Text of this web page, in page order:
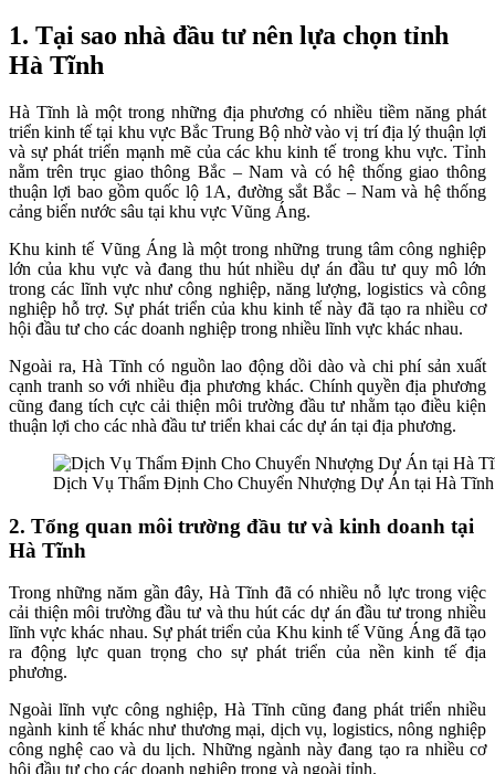
1. Tại sao nhà đầu tư nên lựa chọn tỉnh
Hà Tĩnh
Hà Tĩnh là một trong những địa phương có nhiều tiềm năng phát
triển kinh tế tại khu vực Bắc Trung Bộ nhờ vào vị trí địa lý thuận lợi
và sự phát triển mạnh mẽ của các khu kinh tế trong khu vực. Tỉnh
nằm trên trục giao thông Bắc – Nam và có hệ thống giao thông
thuận lợi bao gồm quốc lộ 1A, đường sắt Bắc – Nam và hệ thống
cảng biển nước sâu tại khu vực Vũng Áng.
Khu kinh tế Vũng Áng là một trong những trung tâm công nghiệp
lớn của khu vực và đang thu hút nhiều dự án đầu tư quy mô lớn
trong các lĩnh vực như công nghiệp, năng lượng, logistics và công
nghiệp hỗ trợ. Sự phát triển của khu kinh tế này đã tạo ra nhiều cơ
hội đầu tư cho các doanh nghiệp trong nhiều lĩnh vực khác nhau.
Ngoài ra, Hà Tĩnh có nguồn lao động dồi dào và chi phí sản xuất
cạnh tranh so với nhiều địa phương khác. Chính quyền địa phương
cũng đang tích cực cải thiện môi trường đầu tư nhằm tạo điều kiện
thuận lợi cho các nhà đầu tư triển khai các dự án tại địa phương.
Dịch Vụ Thẩm Định Cho Chuyển Nhượng Dự Án tại Hà Tĩnh
2. Tổng quan môi trường đầu tư và kinh doanh tại
Hà Tĩnh
Trong những năm gần đây, Hà Tĩnh đã có nhiều nỗ lực trong việc
cải thiện môi trường đầu tư và thu hút các dự án đầu tư trong nhiều
lĩnh vực khác nhau. Sự phát triển của Khu kinh tế Vũng Áng đã tạo
ra động lực quan trọng cho sự phát triển của nền kinh tế địa
phương.
Ngoài lĩnh vực công nghiệp, Hà Tĩnh cũng đang phát triển nhiều
ngành kinh tế khác như thương mại, dịch vụ, logistics, nông nghiệp
công nghệ cao và du lịch. Những ngành này đang tạo ra nhiều cơ
hội đầu tư cho các doanh nghiệp trong và ngoài tỉnh.